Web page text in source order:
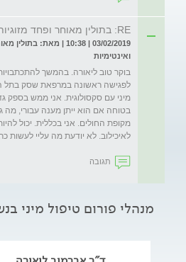
RE: בתולין מאוחר ופחד מזוגיות
03/02/2019 | 10:38 | מאת:
ואינטימיות
בוקר טוב ליאורה. בהמשך
לפגישה ראשונה במרפאת שסק בתל
מיני עם סקסולוגית. אני ממש בספק
בטוחה אם הוא ייתן מענה עבורי,
מקופת החולים. אני בכללית. יכול
לאיכילוב. לא יודעת מה עליי לעשות
תגובה
מנהלי פורום טיפול מיני